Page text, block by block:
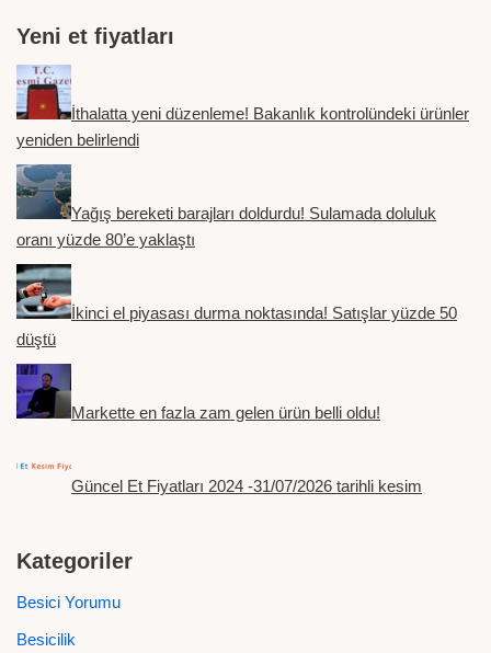
Yeni et fiyatları
İthalatta yeni düzenleme! Bakanlık kontrolündeki ürünler
yeniden belirlendi
Yağış bereketi barajları doldurdu! Sulamada doluluk
oranı yüzde 80’e yaklaştı
İkinci el piyasası durma noktasında! Satışlar yüzde 50
düştü
Markette en fazla zam gelen ürün belli oldu!
Güncel Et Fiyatları 2024 -31/07/2026 tarihli kesim
Kategoriler
Besici Yorumu
Besicilik